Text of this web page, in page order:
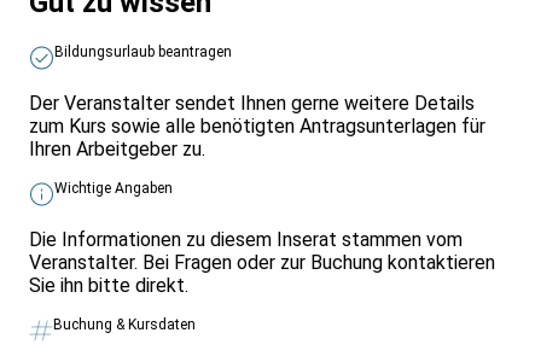
Bildungsurlaub beantragen
Der Veranstalter sendet Ihnen gerne weitere Details
zum Kurs sowie alle benötigten Antragsunterlagen für
Ihren Arbeitgeber zu.
Wichtige Angaben
Die Informationen zu diesem Inserat stammen vom
Veranstalter. Bei Fragen oder zur Buchung kontaktieren
Sie ihn bitte direkt.
Buchung & Kursdaten